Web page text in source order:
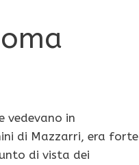
vedevano in
di Mazzarri, era forte
di vista dei